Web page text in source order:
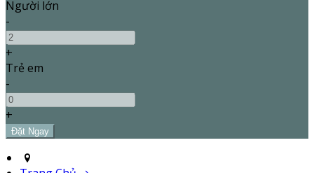
Người lớn
-
+
Trẻ em
-
+